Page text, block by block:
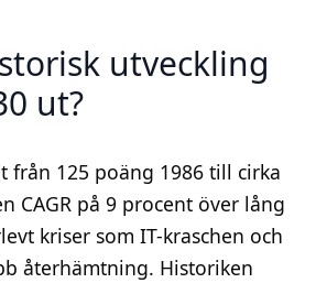
utveckling
ut?
från 125 poäng 1986 till cirka
CAGR på 9 procent över lång
kriser som IT-kraschen och
återhämtning. Historiken